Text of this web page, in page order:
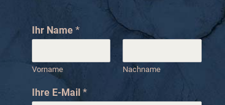
Ihr Name *
Vorname Nachname
I
h
Ihre E-Mail *